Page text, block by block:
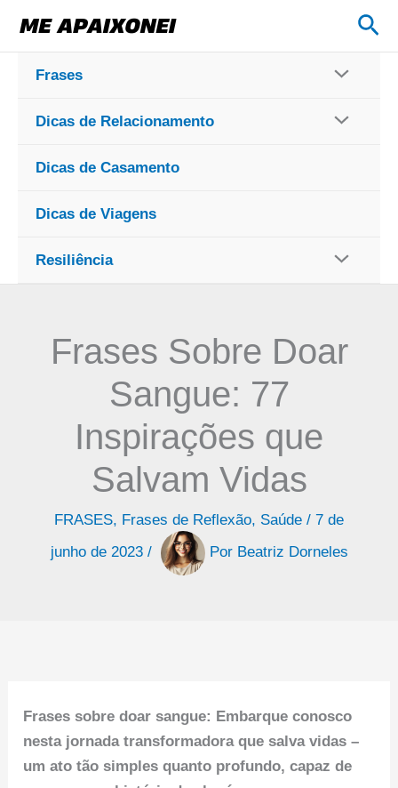
para
conteúdo
Frases
Dicas de Relacionamento
Dicas de Casamento
Dicas de Viagens
Resiliência
Frases Sobre Doar
Sangue: 77
Inspirações que
Salvam Vidas
FRASES, Frases de Reflexão, Saúde / 7 de
junho de 2023 / Por Beatriz Dorneles
Frases sobre doar sangue: Embarque conosco
nesta jornada transformadora que salva vidas –
um ato tão simples quanto profundo, capaz de